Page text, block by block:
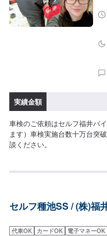
実績金額
車検のご依頼はセルフ福井バ
ます）車検実施台数十万台突
談ください。
セルフ種池SS / (株)福
代車OK カードOK 電子マネーOK